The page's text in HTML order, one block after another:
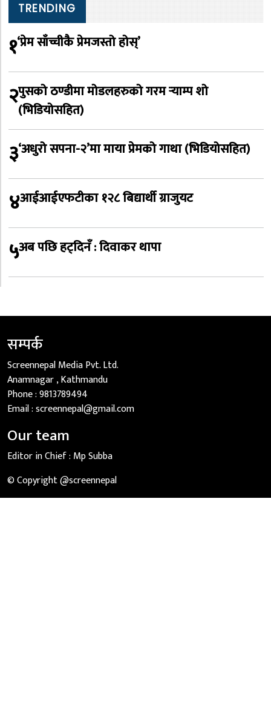
TRENDING
१‘प्रेम साँच्चीकै प्रेमजस्तो होस्’
२पुसको ठण्डीमा मोडलहरुको गरम र्‍याम्प शो
(भिडियोसहित)
३‘अधुरो सपना-२’मा माया प्रेमको गाथा (भिडियोसहित)
४आईआईएफटीका १२८ बिद्यार्थी ग्राजुयट
५अब पछि हट्दिनँ : दिवाकर थापा
सम्पर्क
Screennepal Media Pvt. Ltd.
Anamnagar , Kathmandu
Phone :9813789494
Email :screennepal@gmail.com
Our team
Editor in Chief : Mp Subba
© Copyright @screennepal